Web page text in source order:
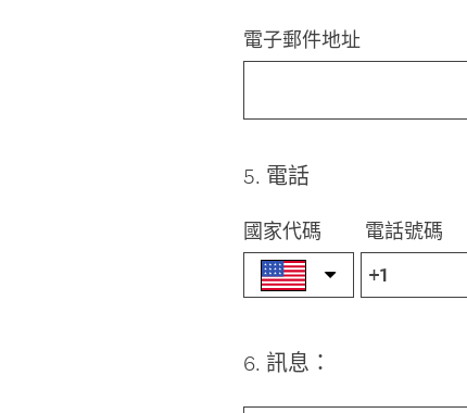
電子郵件地址
Question
5. 電話
國家代碼 電話號碼
Question
6. 訊息：